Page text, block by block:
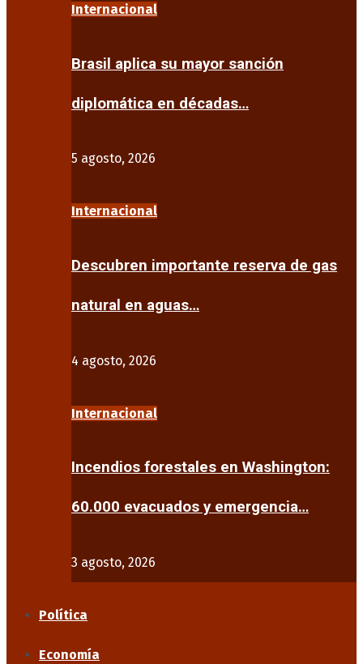
Internacional
Brasil aplica su mayor sanción
diplomática en décadas…
5 agosto, 2026
Internacional
Descubren importante reserva de gas
natural en aguas…
4 agosto, 2026
Internacional
Incendios forestales en Washington:
60.000 evacuados y emergencia…
3 agosto, 2026
Política
Economía